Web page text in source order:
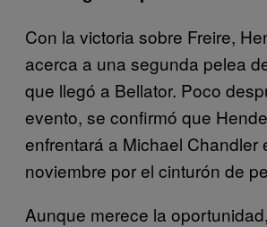
Con la victoria sobre Freire,
acerca a una segunda pelea
que llegó a Bellator. Poco
evento, se confirmó que
enfrentará a Michael Chandler
noviembre por el cinturón de
Aunque merece la